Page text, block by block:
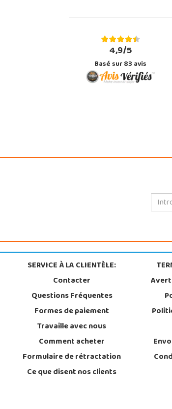
4,9/5
Basé sur83avis
SERVICE À LA CLIENTÈLE:
Contacter
Questions Fréquentes
Formes de paiement
Travaille avec nous
Comment acheter
Formulaire de rétractation
Ce que disent nos clients